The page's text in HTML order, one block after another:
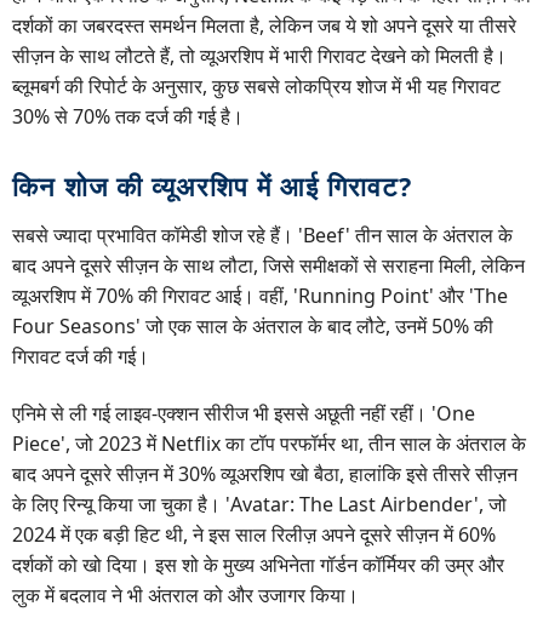
दर्शकों का जबरदस्त समर्थन मिलता है, लेकिन जब ये शो अपने दूसरे या तीसरे
सीज़न के साथ लौटते हैं, तो व्यूअरशिप में भारी गिरावट देखने को मिलती है।
ब्लूमबर्ग की रिपोर्ट के अनुसार, कुछ सबसे लोकप्रिय शोज में भी यह गिरावट
30% से 70% तक दर्ज की गई है।
किन शोज की व्यूअरशिप में आई गिरावट?
सबसे ज्यादा प्रभावित कॉमेडी शोज रहे हैं। 'Beef' तीन साल के अंतराल के
बाद अपने दूसरे सीज़न के साथ लौटा, जिसे समीक्षकों से सराहना मिली, लेकिन
व्यूअरशिप में 70% की गिरावट आई। वहीं, 'Running Point' और 'The
Four Seasons' जो एक साल के अंतराल के बाद लौटे, उनमें 50% की
गिरावट दर्ज की गई।
एनिमे से ली गई लाइव-एक्शन सीरीज भी इससे अछूती नहीं रहीं। 'One
Piece', जो 2023 में Netflix का टॉप परफॉर्मर था, तीन साल के अंतराल के
बाद अपने दूसरे सीज़न में 30% व्यूअरशिप खो बैठा, हालांकि इसे तीसरे सीज़न
के लिए रिन्यू किया जा चुका है। 'Avatar: The Last Airbender', जो
2024 में एक बड़ी हिट थी, ने इस साल रिलीज़ अपने दूसरे सीज़न में 60%
दर्शकों को खो दिया। इस शो के मुख्य अभिनेता गॉर्डन कॉर्मियर की उम्र और
लुक में बदलाव ने भी अंतराल को और उजागर किया।